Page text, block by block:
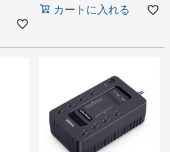
カートに入れる